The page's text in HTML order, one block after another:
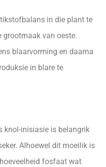
in die plant te
grootmaak van oeste.
blaarvorming en daarna
in blare te
knol-inisiasie is belangrik
Alhoewel dit moeilik is
fosfaat wat